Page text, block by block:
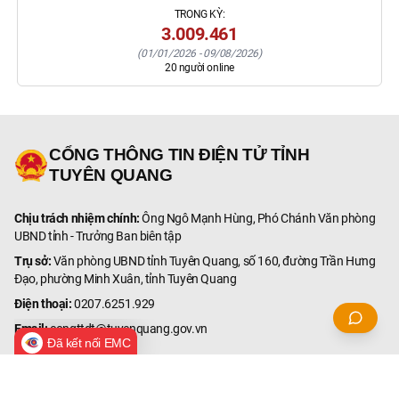
TRONG KỲ:
3.009.461
(01/01/2026 -09/08/2026)
20 người online
CỔNG THÔNG TIN ĐIỆN TỬ TỈNH
TUYÊN QUANG
Chịu trách nhiệm chính:Ông Ngô Mạnh Hùng, Phó Chánh Văn phòng
UBND tỉnh - Trưởng Ban biên tập
Trụ sở:Văn phòng UBND tỉnh Tuyên Quang, số 160, đường Trần Hưng
Đạo, phường Minh Xuân, tỉnh Tuyên Quang
Điện thoại:0207.6251.929
Email:congttdt@tuyenquang.gov.vn
Đã kết nối EMC